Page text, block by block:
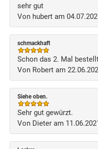
sehr gut
Von hubert am
schmackhaft
Schon das 2. Mal
Von Robert am
Siehe oben.
Sehr gut gewürzt.
Von Dieter am